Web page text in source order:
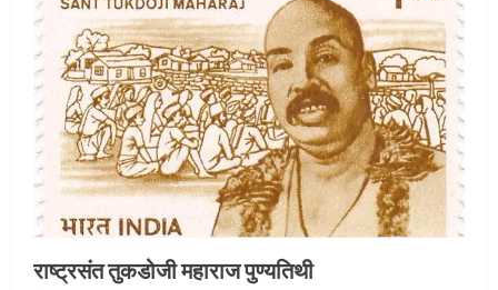
राष्ट्रसंत तुकडोजी महाराज पुण्यतिथी